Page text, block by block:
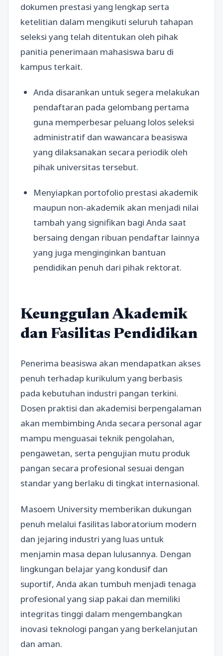
dokumen prestasi yang lengkap serta
ketelitian dalam mengikuti seluruh tahapan
seleksi yang telah ditentukan oleh pihak
panitia penerimaan mahasiswa baru di
kampus terkait.
Anda disarankan untuk segera melakukan
pendaftaran pada gelombang pertama
guna memperbesar peluang lolos seleksi
administratif dan wawancara beasiswa
yang dilaksanakan secara periodik oleh
pihak universitas tersebut.
Menyiapkan portofolio prestasi akademik
maupun non-akademik akan menjadi nilai
tambah yang signifikan bagi Anda saat
bersaing dengan ribuan pendaftar lainnya
yang juga menginginkan bantuan
pendidikan penuh dari pihak rektorat.
Keunggulan Akademik
dan Fasilitas Pendidikan
Penerima beasiswa akan mendapatkan akses
penuh terhadap kurikulum yang berbasis
pada kebutuhan industri pangan terkini.
Dosen praktisi dan akademisi berpengalaman
akan membimbing Anda secara personal agar
mampu menguasai teknik pengolahan,
pengawetan, serta pengujian mutu produk
pangan secara profesional sesuai dengan
standar yang berlaku di tingkat internasional.
Masoem University memberikan dukungan
penuh melalui fasilitas laboratorium modern
dan jejaring industri yang luas untuk
menjamin masa depan lulusannya. Dengan
lingkungan belajar yang kondusif dan
suportif, Anda akan tumbuh menjadi tenaga
profesional yang siap pakai dan memiliki
integritas tinggi dalam mengembangkan
inovasi teknologi pangan yang berkelanjutan
dan aman.